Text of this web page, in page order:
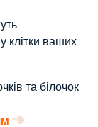
клітки ваших
та білочок